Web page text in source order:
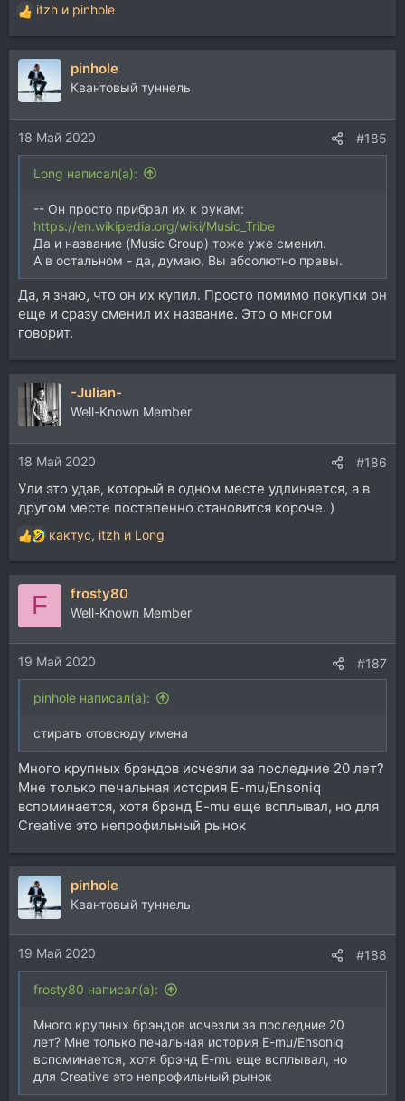
Р
е
а
к
и
и
:
itzh и pinhole
pinhole
Квантовый туннель
18 Май 2020 #185
Long написал(а):
-- Он просто прибрал их к рукам:
https://en.wikipedia.org/wiki/Music_Tribe
Да и название (Music Group) тоже уже сменил.
А в остальном - да, думаю, Вы абсолютно правы.
Да, я знаю, что он их купил. Просто помимо покупки он
еще и сразу сменил их название. Это о многом
говорит.
-Julian-
Well-Known Member
18 Май 2020 #186
Ули это удав, который в одном месте удлиняется, а в
другом месте постепенно становится короче. )
Р
е
а
и
и
:
кактус, itzh и Long
F frosty80
Well-Known Member
19 Май 2020 #187
pinhole написал(а):
стирать отовсюду имена
Много крупных брэндов исчезли за последние 20 лет?
Мне только печальная история E-mu/Ensoniq
вспоминается, хотя брэнд E-mu еще всплывал, но для
Creative это непрофильный рынок
pinhole
Квантовый туннель
19 Май 2020 #188
frosty80 написал(а):
Много крупных брэндов исчезли за последние 20
лет? Мне только печальная история E-mu/Ensoniq
вспоминается, хотя брэнд E-mu еще всплывал, но
для Creative это непрофильный рынок